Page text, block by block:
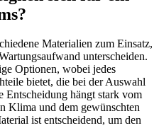
Materialien zum Einsatz,
unterscheiden.
Optionen, wobei jedes
bietet, die bei der Auswahl
Entscheidung hängt stark vom
Klima und dem gewünschten
ist entscheidend, um den